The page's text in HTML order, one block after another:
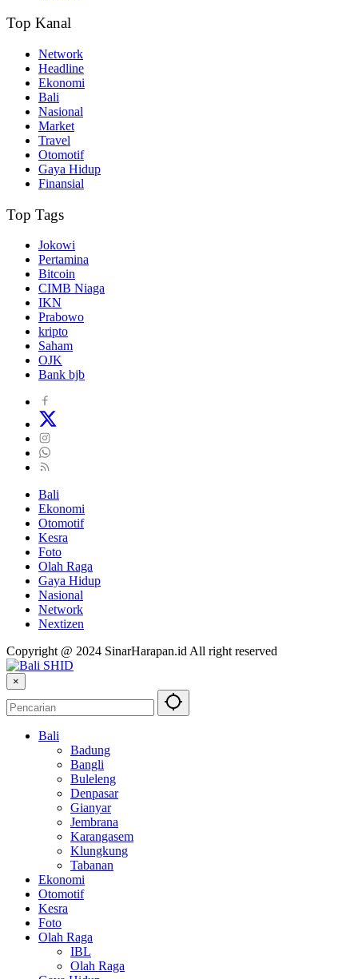
Top Kanal
Network
Headline
Ekonomi
Bali
Nasional
Market
Travel
Otomotif
Gaya Hidup
Finansial
Top Tags
Jokowi
Pertamina
Bitcoin
CIMB Niaga
IKN
Prabowo
kripto
Saham
OJK
Bank bjb
Bali
Ekonomi
Otomotif
Kesra
Foto
Olah Raga
Gaya Hidup
Nasional
Network
Nextizen
Copyright @ 2024 SinarHarapan.id All right reserved
×
Bali
Badung
Bangli
Buleleng
Denpasar
Gianyar
Jembrana
Karangasem
Klungkung
Tabanan
Ekonomi
Otomotif
Kesra
Foto
Olah Raga
IBL
Olah Raga